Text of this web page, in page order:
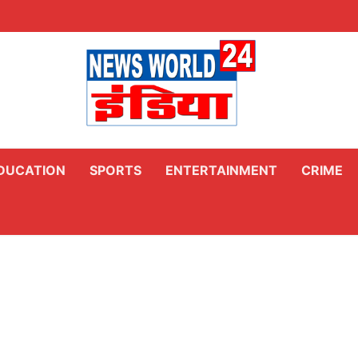
SPORTS ENTERTAINMENT CRIME